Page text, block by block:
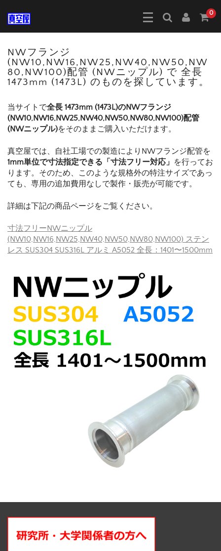
0
NWフランジ
(NW10,NW16,NW25,NW40,NW50,NW
80,NW100)配管 (NWニップル) で 全長
1473mm (1473L) のものを探しています。
当サイトで全長 1473mm (1473L)のNWフランジ
(NW10,NW16,NW25,NW40,NW50,NW80,NW100)配管
(NWニップル)をそのままご購入いただけます。
真空屋では、自社工場での製造によりNWフランジ配管を
1mm単位で寸法指定できる「寸法フリー対応」 を行ってお
ります。そのため、このような規格外の特注サイズであっ
ても、専用の追加費用なしで製作・販売が可能です。
詳細は下記の商品ページをご覧ください。
寸法フリーNWニップル
(NW10,NW16,NW25,NW40,NW50,NW80,NW100) ステン
レス SUS304 SUS316L アルミ A5052 全長：1401〜1500mm